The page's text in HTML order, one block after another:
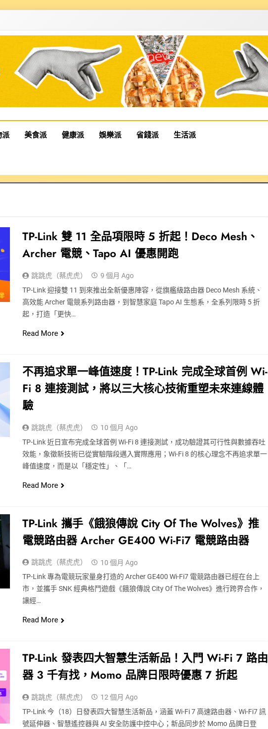
派 美食派 健康派 娛樂派 省錢派 生活派
TP-Link 雙 11 全品項限時 5 折起！Deco Mesh、
Archer 電競、Tapo AI 優惠開跑
跳跳虎（蔡虎虎）
9 個月 Ago
TP-Link 迎接雙 11 到來推出全新優惠陣容，從旗艦級路由器 Deco Mesh 系統、
高效能 Archer 電競系列路由器，到智慧家庭 Tapo AI 生態系，全系列限時 5 折
起，打造「更快…
Read More
不再追求單一峰值速度！TP-Link 完成全球首例 Wi-
Fi 8 連接測試，將以三大核心技術重塑未來連線體
驗
跳跳虎（蔡虎虎）
10 個月 Ago
TP-Link 近日宣布完成全球首例 Wi-Fi 8 連接測試，成功驗證其可行性與數據吞吐
效能，象徵新技術已從實驗階段邁入實際應用；Wi-Fi 8 的核心理念不再追求單一
峰值速度，而是以「穩定性」、「…
Read More
TP-Link 攜手《餓狼傳說 City Of The Wolves》推
電競路由器 Archer GE400 Wi-Fi7 電競路由器
跳跳虎（蔡虎虎）
10 個月 Ago
TP-Link 專為電競玩家量身打造的 Archer GE400 Wi-Fi7 電競路由器已經在台上
市，並攜手 SNK 經典格鬥遊戲《餓狼傳說 City Of The Wolves》進行跨界合作，
讓經…
Read More
TP-Link 發表四大智慧生活新品！入門 Wi-Fi 7 路由
器 3 千有找，momo 品牌日限時優惠 7 折起
跳跳虎（蔡虎虎）
12 個月 Ago
TP-Link 今（18）日發表四大智慧生活新品，涵蓋 Wi-Fi 7 高速路由器、Wi-Fi7 訊
號延伸器、智慧遙控器與 AI 安全防護中控中心；新品同步於 Momo 品牌日登